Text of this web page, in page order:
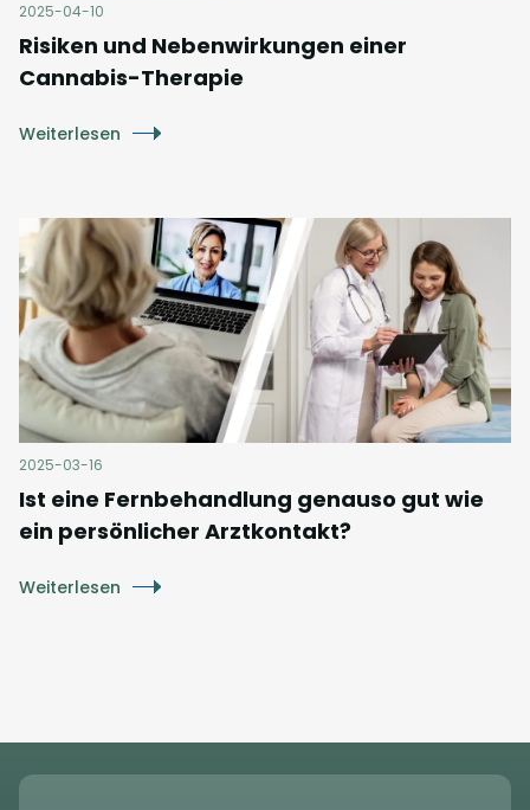
2025-04-10
Risiken und Nebenwirkungen einer
Cannabis-Therapie
Weiterlesen
2025-03-16
Ist eine Fernbehandlung genauso gut wie
ein persönlicher Arztkontakt?
Weiterlesen